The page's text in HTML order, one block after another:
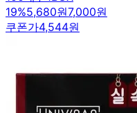
19%5,680원7,000원
쿠폰가4,544원